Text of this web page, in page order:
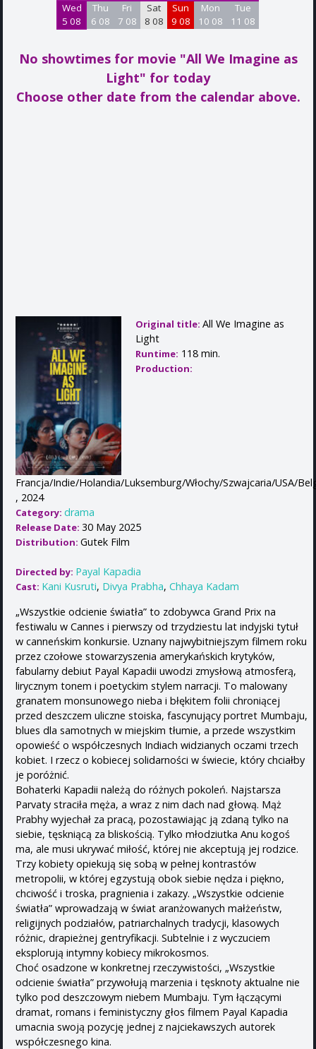
Wed
5 08
Thu
6 08
Fri
7 08
Sat
8 08
Sun
9 08
Mon
10 08
Tue
11 08
No showtimes for movie "All We Imagine as
Light" for today
Choose other date from the calendar above.
Original title: All We Imagine as
Light
Runtime: 118 min.
Production:
Francja/Indie/Holandia/Luksemburg/Włochy/Szwajcaria/USA/
, 2024
Category: drama
Release Date: 30 May 2025
Distribution: Gutek Film
Directed by: Payal Kapadia
Cast: Kani Kusruti, Divya Prabha, Chhaya Kadam
„Wszystkie odcienie światła” to zdobywca Grand Prix na
festiwalu w Cannes i pierwszy od trzydziestu lat indyjski tytuł
w canneńskim konkursie. Uznany najwybitniejszym filmem roku
przez czołowe stowarzyszenia amerykańskich krytyków,
fabularny debiut Payal Kapadii uwodzi zmysłową atmosferą,
lirycznym tonem i poetyckim stylem narracji. To malowany
granatem monsunowego nieba i błękitem folii chroniącej
przed deszczem uliczne stoiska, fascynujący portret Mumbaju,
blues dla samotnych w miejskim tłumie, a przede wszystkim
opowieść o współczesnych Indiach widzianych oczami trzech
kobiet. I rzecz o kobiecej solidarności w świecie, który chciałby
je poróżnić.
Bohaterki Kapadii należą do różnych pokoleń. Najstarsza
Parvaty straciła męża, a wraz z nim dach nad głową. Mąż
Prabhy wyjechał za pracą, pozostawiając ją zdaną tylko na
siebie, tęskniącą za bliskością. Tylko młodziutka Anu kogoś
ma, ale musi ukrywać miłość, której nie akceptują jej rodzice.
Trzy kobiety opiekują się sobą w pełnej kontrastów
metropolii, w której egzystują obok siebie nędza i piękno,
chciwość i troska, pragnienia i zakazy. „Wszystkie odcienie
światła” wprowadzają w świat aranżowanych małżeństw,
religijnych podziałów, patriarchalnych tradycji, klasowych
różnic, drapieżnej gentryfikacji. Subtelnie i z wyczuciem
eksplorują intymny kobiecy mikrokosmos.
Choć osadzone w konkretnej rzeczywistości, „Wszystkie
odcienie światła” przywołują marzenia i tęsknoty aktualne nie
tylko pod deszczowym niebem Mumbaju. Tym łączącymi
dramat, romans i feministyczny głos filmem Payal Kapadia
umacnia swoją pozycję jednej z najciekawszych autorek
współczesnego kina.